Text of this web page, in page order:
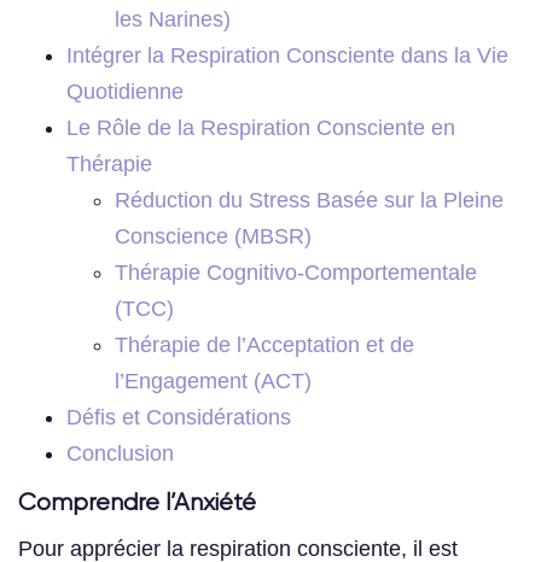
les Narines)
Intégrer la Respiration Consciente dans la Vie
Quotidienne
Le Rôle de la Respiration Consciente en
Thérapie
Réduction du Stress Basée sur la Pleine
Conscience (MBSR)
Thérapie Cognitivo-Comportementale
(TCC)
Thérapie de l’Acceptation et de
l’Engagement (ACT)
Défis et Considérations
Conclusion
Comprendre l’Anxiété
Pour apprécier la respiration consciente, il est